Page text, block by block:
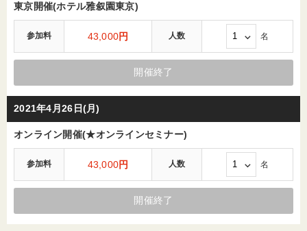
東京開催(ホテル雅叙園東京)
参加料 43,000円 人数 名
開催終了
2021年4月26日(月)
オンライン開催(★オンラインセミナー)
参加料 43,000円 人数 名
開催終了